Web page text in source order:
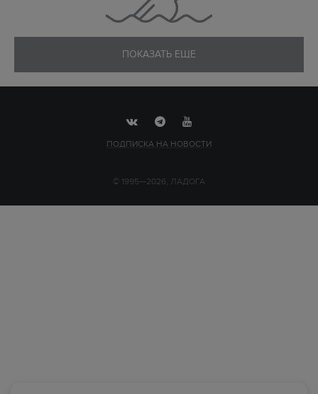
ПОКАЗАТЬ ЕЩЕ
ПОДПИСКА НА НОВОСТИ
© 1995—2026, ЛАДОГА